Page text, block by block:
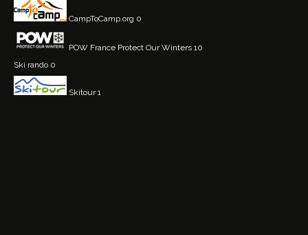
CampToCamp.org 0
POW France Protect Our Winters 10
Ski rando 0
Skitour1